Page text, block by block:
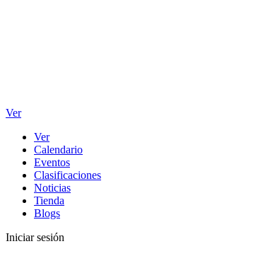
Ver
Ver
Calendario
Eventos
Clasificaciones
Noticias
Tienda
Blogs
Iniciar sesión